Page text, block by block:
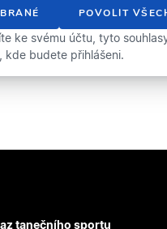
tanečního sportu
POVOLIT
ke svému účtu, tyto
kde budete přihlášeni.